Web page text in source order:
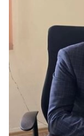
РАЗСЛЕДВАНЕ
ЮГ
Управители:
Веселин
Василев,